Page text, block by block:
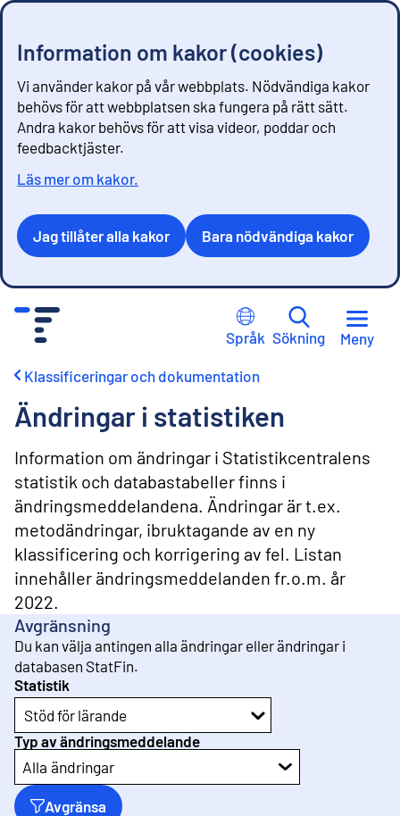
Information om kakor (cookies)
Vi använder kakor på vår webbplats. Nödvändiga kakor
behövs för att webbplatsen ska fungera på rätt sätt.
Andra kakor behövs för att visa videor, poddar och
feedbacktjäster.
Läs mer om kakor.
Jag tillåter alla kakor Bara nödvändiga kakor
Språk Sökning Meny
Klassificeringar och dokumentation
Ändringar i statistiken
Information om ändringar i Statistikcentralens
statistik och databastabeller finns i
ändringsmeddelandena. Ändringar är t.ex.
metodändringar, ibruktagande av en ny
klassificering och korrigering av fel. Listan
innehåller ändringsmeddelanden fr.o.m. år
2022.
Avgränsning
Du kan välja antingen alla ändringar eller ändringar i
databasen StatFin.
Statistik
Stöd för lärande
Typ av ändringsmeddelande
Alla ändringar
Avgränsa